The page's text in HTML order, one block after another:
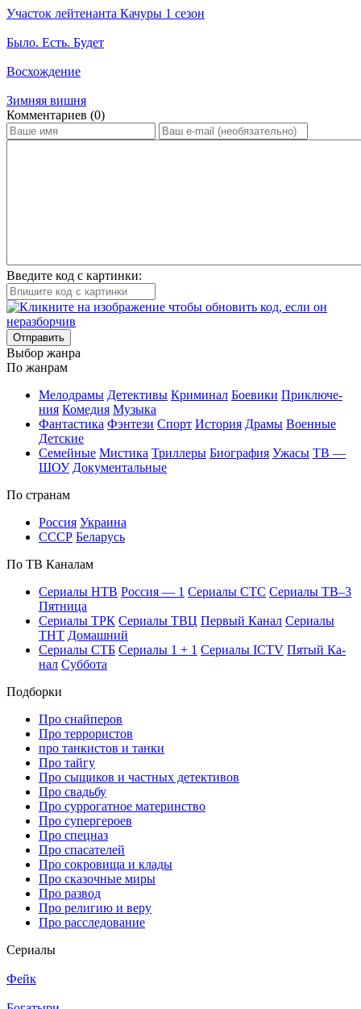
Участок лейтенанта Качуры 1 сезон
Было. Есть. Будет
Восхождение
Зимняя вишня
Ком­мен­та­ри­ев (0)
Введите код с картинки:
Отправить
Вы­бор жан­ра
По жан­рам
Ме­ло­дра­мы Де­тек­ти­вы Кри­ми­нал Бое­ви­ки При­клю­че­
ния Ко­ме­дия Му­зы­ка
Фан­та­сти­ка Фэн­те­зи Спорт Ис­то­рия Дра­мы Во­ен­ные
Дет­ские
Се­мей­ные Мис­ти­ка Трил­ле­ры Био­гра­фия Ужа­сы ТВ —
ШОУ До­ку­мен­таль­ные
По стра­нам
Рос­сия Ук­раи­на
СССР Бе­ла­русь
По ТВ Ка­на­лам
Се­риа­лы НТВ Рос­сия — 1 Се­риа­лы СТС Се­риа­лы ТВ–3
Пят­ни­ца
Се­риа­лы ТРК Се­риа­лы ТВЦ Пер­вый Ка­нал Се­риа­лы
ТНТ До­маш­ний
Се­риа­лы СТБ Се­риа­лы 1 + 1 Се­риа­лы ICTV Пя­тый Ка­
нал Суб­бо­та
Подборки
Про снайперов
Про террористов
про танкистов и танки
Про тайгу
Про сыщиков и частных детективов
Про свадьбу
Про суррогатное материнство
Про супергероев
Про спецназ
Про спасателей
Про сокровища и клады
Про сказочные миры
Про развод
Про религию и веру
Про расследование
Се­риа­лы
Фейк